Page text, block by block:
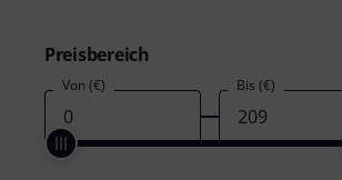
Preisbereich
Von (€) Bis (€)